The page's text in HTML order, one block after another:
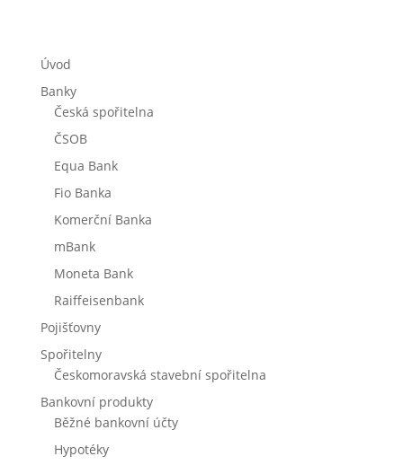
Úvod
Banky
Česká spořitelna
ČSOB
Equa Bank
Fio Banka
Komerční Banka
mBank
Moneta Bank
Raiffeisenbank
Pojišťovny
Spořitelny
Českomoravská stavební spořitelna
Bankovní produkty
Běžné bankovní účty
Hypotéky